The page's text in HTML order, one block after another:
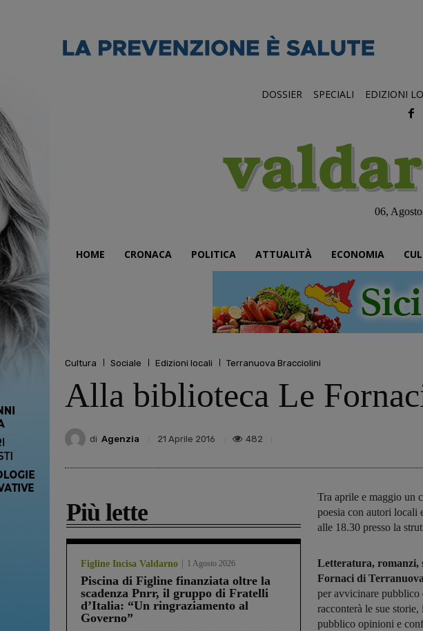
DOSSIER SPECIALI EDIZIONI
06,
HOME CRONACA POLITICA ATTUALITÀ ECONOMIA
Cultura Sociale Edizioni locali Terranuova Bracciolini
Alla biblioteca Le
di Agenzia 21 Aprile 2016 482
Più lette
Figline Incisa Valdarno 1 Agosto 2026
Piscina di Figline finanziata oltre la
scadenza Pnrr, il gruppo di Fratelli
d’Italia: “Un ringraziamento al
Governo”
Tra aprile e maggio un
poesia con autori
alle 18.30 presso la
Letteratura, romanzi,
Fornaci di
per avvicinare
racconterà le sue
pubblico opinioni e